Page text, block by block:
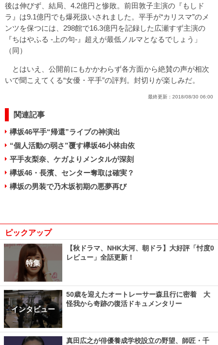
後は伸びず、結局、4.2億円と惨敗。前田敦子主演の『もしド
ラ』は9.1億円でも爆死扱いされました。平手が“カリスマ”のメ
ンツを保つには、298館で16.3億円を記録した広瀬すず主演の
『ちはやふる -上の句-』超えが最低ノルマとなるでしょう」
（同）
とはいえ、公開前にもかかわらず各方面から絶賛の声が相次
いで聞こえてくる“女優・平手”の評判。封切りが楽しみだ。
最終更新： 2018/08/30 06:00
関連記事
欅坂46平手“帰還”ライブの神演出
“個人活動の弱さ”覆す欅坂46小林由依
平手友梨奈、ケガよりメンタルが深刻
欅坂46・長濱、センター奪取は確実？
欅坂の男装で乃木坂初期の悪夢再び
ピックアップ
特集
【秋ドラマ、NHK大河、朝ドラ】大好評「忖度0
レビュー」全話更新！
インタビュー
50歳を迎えたオートレーサー森且行に密着 大
怪我から奇跡の復活ドキュメンタリー
真田広之が俳優養成学校設立の野望、師匠・千